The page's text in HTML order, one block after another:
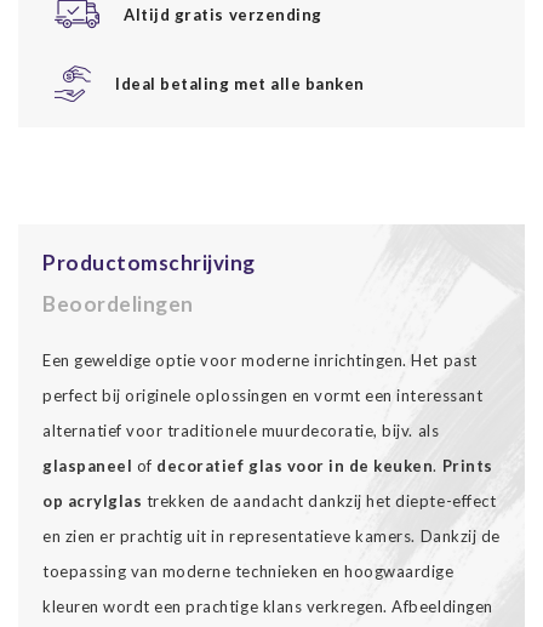
Altijd gratis verzending
Ideal betaling met alle banken
Productomschrijving
Beoordelingen
Een geweldige optie voor moderne inrichtingen. Het past
perfect bij originele oplossingen en vormt een interessant
alternatief voor traditionele muurdecoratie, bijv. als
glaspaneel of decoratief glas voor in de keuken. Prints
op acrylglas trekken de aandacht dankzij het diepte-effect
en zien er prachtig uit in representatieve kamers. Dankzij de
toepassing van moderne technieken en hoogwaardige
kleuren wordt een prachtige klans verkregen. Afbeeldingen